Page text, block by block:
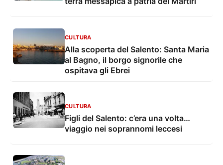
CULTURA
Alla scoperta del Salento: Santa Maria
al Bagno, il borgo signorile che
ospitava gli Ebrei
CULTURA
Figli del Salento: c’era una volta…
viaggio nei soprannomi leccesi